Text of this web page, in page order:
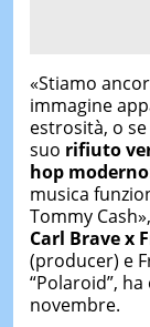
«Stiamo
immagine
estrosità, o
suo rifiuto
hop moderno
musica
Tommy
Carl Brave x
(producer) e
“Polaroid”,
novembre.